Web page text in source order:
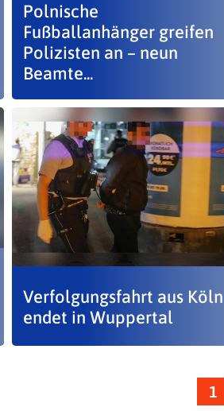
Polnische
Fußballanhänger greifen
Polizisten an – neun
Beamte...
Verfolgungsfahrt aus Köln
endet in Wuppertal
1